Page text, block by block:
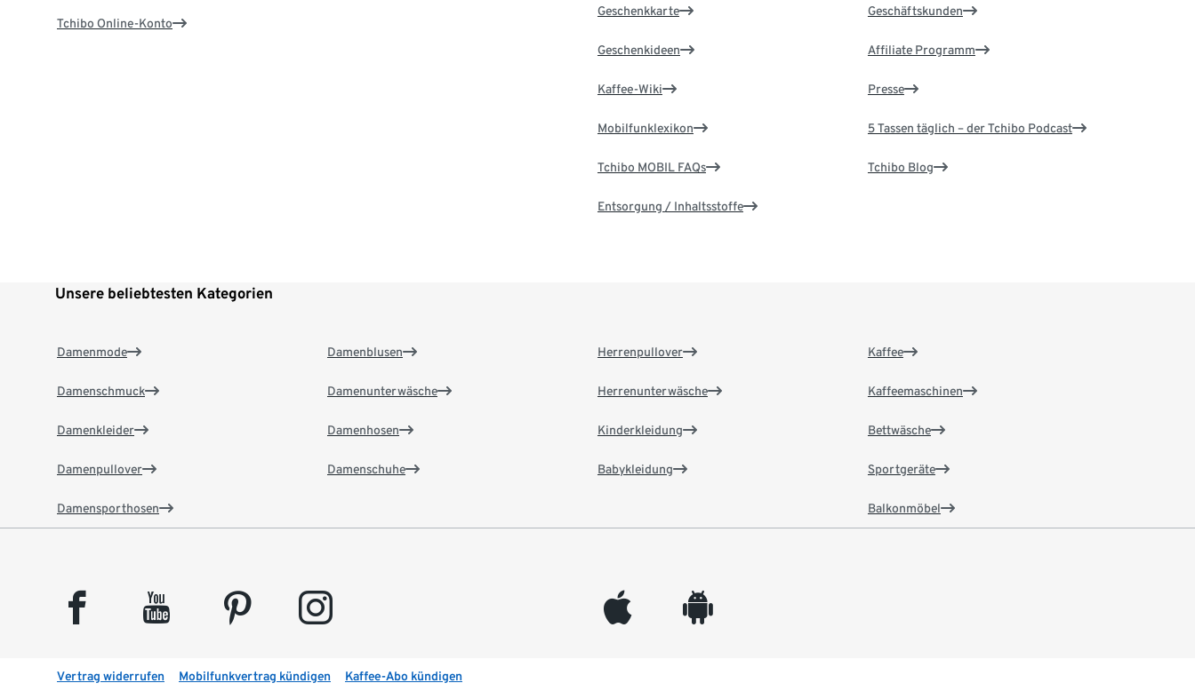
Tchibo Online-Konto
Geschenkkarte
Geschenkideen
Kaffee-Wiki
Mobilfunklexikon
Tchibo MOBIL FAQs
Entsorgung / Inhaltsstoffe
Geschäftskunden
Affiliate Programm
Presse
5 Tassen täglich – der Tchibo Podcast
Tchibo Blog
Unsere beliebtesten Kategorien
Damenmode
Damenschmuck
Damenkleider
Damenpullover
Damensporthosen
Damenblusen
Damenunterwäsche
Damenhosen
Damenschuhe
Herrenpullover
Herrenunterwäsche
Kinderkleidung
Babykleidung
Kaffee
Kaffeemaschinen
Bettwäsche
Sportgeräte
Balkonmöbel
facebook youtube pinterest instagram appleinc android
Vertrag widerrufen Mobilfunkvertrag kündigen Kaffee-Abo kündigen